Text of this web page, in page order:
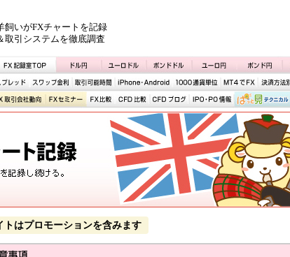
飼いがFXチャートを記録
取引システムを徹底調査
トはプロモーションを含みます